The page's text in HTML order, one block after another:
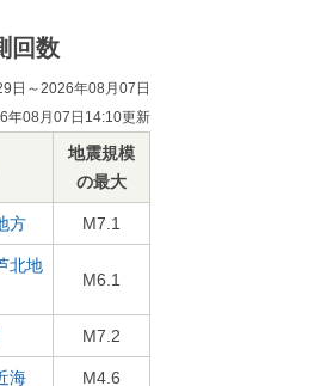
回数
日～2026年08月07日
年08月07日14:10更新
地震規模
の最大
方 M7.1
北地
M6.1
M7.2
海 M4.6